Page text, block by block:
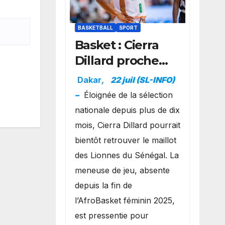
BASKETBALL SPORT
Basket : Cierra
Dillard proche
d’un grand
retour avec les
Lionnes ?
Dakar,
22 juil (SL-INFO)
– Éloignée de la sélection
nationale depuis plus de dix
mois, Cierra Dillard pourrait
bientôt retrouver le maillot
des Lionnes du Sénégal. La
meneuse de jeu, absente
depuis la fin de
l’AfroBasket féminin 2025,
est pressentie pour